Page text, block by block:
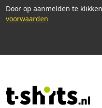
Door op aanmelden te
voorwaarden